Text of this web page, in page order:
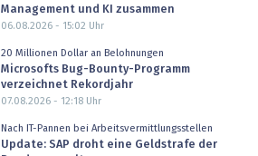
Management und KI zusammen
06.08.2026 - 15:02 Uhr
20 Millionen Dollar an Belohnungen
Microsofts Bug-Bounty-Programm
verzeichnet Rekordjahr
07.08.2026 - 12:18Uhr
Nach IT-Pannen bei Arbeitsvermittlungsstellen
Update: SAP droht eine Geldstrafe der